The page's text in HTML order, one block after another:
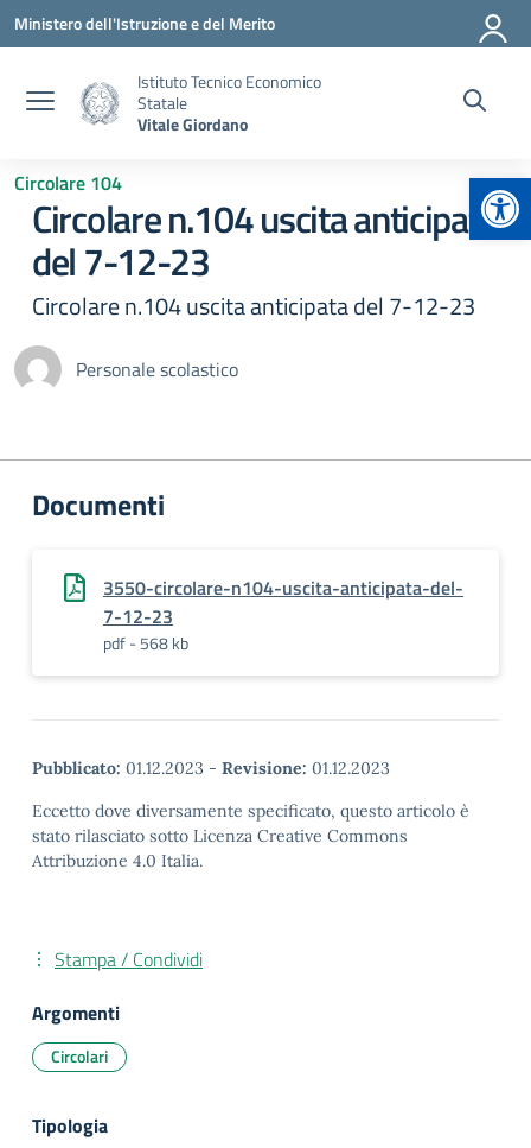
Vai ai contenuti
Vai al menu di navigazione
Vai al footer
Ministero dell'Istruzione e del Merito
Istituto Tecnico Economico
Statale
Vitale Giordano
Circolare 104
Circolare n.104 uscita anticipata
del 7-12-23
Circolare n.104 uscita anticipata del 7-12-23
Personale scolastico
Documenti
3550-circolare-n104-uscita-anticipata-del-
7-12-23
pdf - 568 kb
Pubblicato: 01.12.2023 - Revisione: 01.12.2023
Eccetto dove diversamente specificato, questo articolo è
stato rilasciato sotto Licenza Creative Commons
Attribuzione 4.0 Italia.
Stampa / Condividi
Argomenti
Circolari
Tipologia